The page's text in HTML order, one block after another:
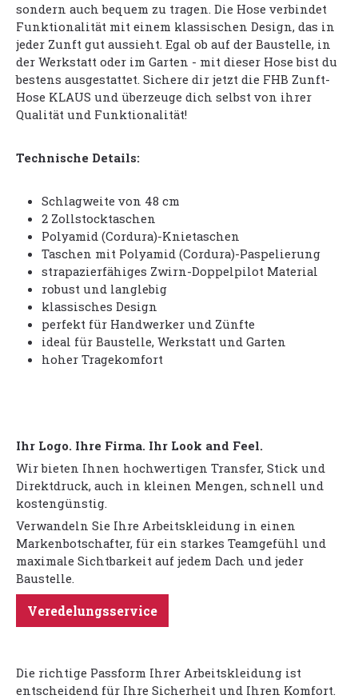
sondern auch bequem zu tragen. Die Hose verbindet
Funktionalität mit einem klassischen Design, das in
jeder Zunft gut aussieht. Egal ob auf der Baustelle, in
der Werkstatt oder im Garten - mit dieser Hose bist du
bestens ausgestattet. Sichere dir jetzt die FHB Zunft-
Hose KLAUS und überzeuge dich selbst von ihrer
Qualität und Funktionalität!
Technische Details:
Schlagweite von 48 cm
2 Zollstocktaschen
Polyamid (Cordura)-Knietaschen
Taschen mit Polyamid (Cordura)-Paspelierung
strapazierfähiges Zwirn-Doppelpilot Material
robust und langlebig
klassisches Design
perfekt für Handwerker und Zünfte
ideal für Baustelle, Werkstatt und Garten
hoher Tragekomfort
Ihr Logo. Ihre Firma. Ihr Look and Feel.
Wir bieten Ihnen hochwertigen Transfer, Stick und
Direktdruck, auch in kleinen Mengen, schnell und
kostengünstig.
Verwandeln Sie Ihre Arbeitskleidung in einen
Markenbotschafter, für ein starkes Teamgefühl und
maximale Sichtbarkeit auf jedem Dach und jeder
Baustelle.
Veredelungsservice
Die richtige Passform Ihrer Arbeitskleidung ist
entscheidend für Ihre Sicherheit und Ihren Komfort.